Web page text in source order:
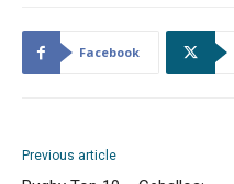
Facebook
Previous article